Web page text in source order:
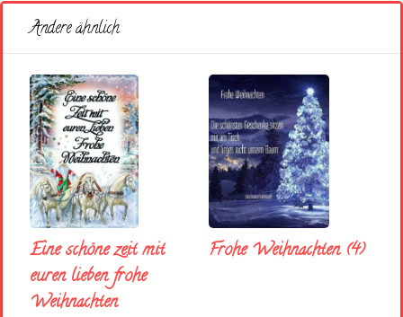
Andere ähnlich
Eine schöne zeit mit
euren lieben frohe
Weihnachten
Frohe Weihnachten (4)